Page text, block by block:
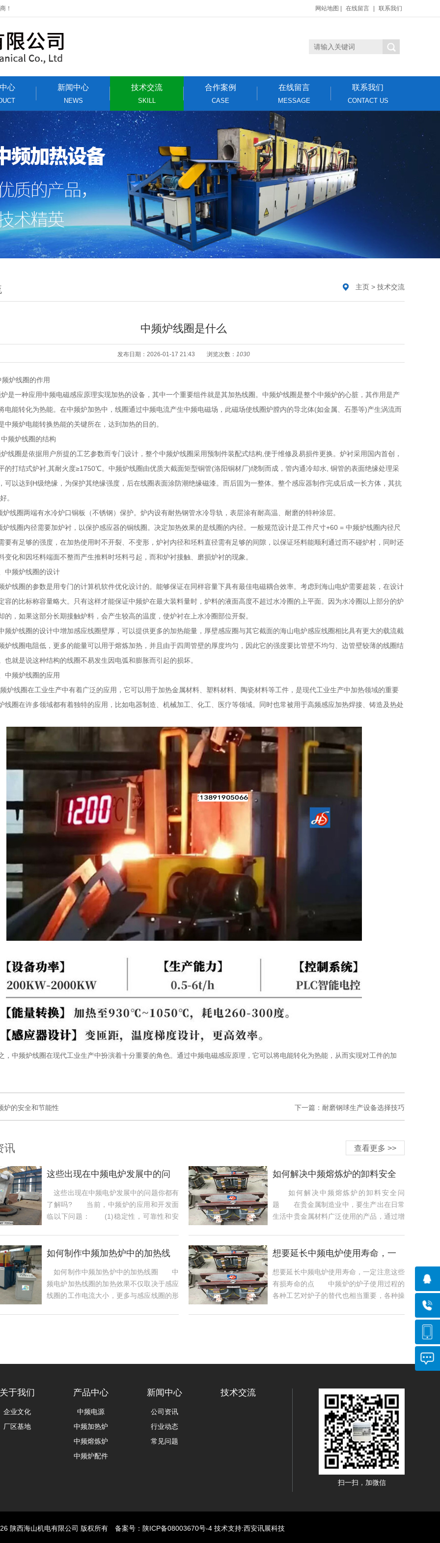
！ 网站地图 在线留言 联系我们
心 新闻中心
NEWS
技术交流
SKILL
合作案例
CASE
在线留言
MESSAGE
联系我们
CONTACT US
主页 > 技术交流
中频炉线圈是什么
发布日期：2026-01-17 21:43 浏览次数： 1030
频炉线圈的作用
是一种应用中频电磁感应原理实现加热的设备，其中一个重要组件就是其加热线圈。中频炉线圈是整个中频炉的心脏，其作用是产
电能转化为热能。在中频炉加热中，线圈通过中频电流产生中频电磁场，此磁场使线圈炉膛内的导北体(如金属、石墨等)产生涡流而
中频炉电能转换热能的关键所在，达到加热的目的。
频炉线圈的结构
线圈是依据用户所提的工艺参数而专门设计，整个中频炉线圈采用预制件装配式结构,便于维修及易损件更换。炉衬采用国内首创，
的打结式炉衬,其耐火度≥1750℃。中频炉线圈由优质大截面矩型铜管(洛阳铜材厂)绕制而成，管内通冷却水, 铜管的表面绝缘处理采
可以达到H级绝缘，为保护其绝缘强度，后在线圈表面涂防潮绝缘磁漆。而后固为一整体。整个感应器制作完成后成一长方体，其抗
。
线圈两端有水冷炉口铜板（不锈钢）保护。炉内设有耐热钢管水冷导轨，表层涂有耐高温、耐磨的特种涂层。
线圈内径需要加炉衬，以保护感应器的铜线圈。决定加热效果的是线圈的内径。一般规范设计是工件尺寸+60 = 中频炉线圈内径尺
要有足够的强度，在加热使用时不开裂、不变形，炉衬内径和坯料直径需有足够的间隙，以保证坯料能顺利通过而不碰炉村，同时还
变化和因坯料端面不整而产生推料时坯料弓起，而和炉衬接触、磨损炉衬的现象。
频炉线圈的设计
线圈的参数是用专门的计算机软件优化设计的。能够保证在同样容量下具有最佳电磁耦合效率。考虑到海山电炉需要超装，在设计
容的比标称容量略大。只有这样才能保证中频炉在最大装料量时，炉料的液面高度不超过水冷圈的上平面。因为水冷圈以上部分的炉
的，如果这部分长期接触炉料，会产生较高的温度，使炉衬在上水冷圈部位开裂。
炉线圈的设计中增加感应线圈壁厚，可以提供更多的加热能量，厚壁感应圈与其它截面的海山电炉感应线圈相比具有更大的载流截
炉线圈电阻低，更多的能量可以用于熔炼加热，并且由于四周管壁的厚度均匀，因此它的强度要比管壁不均匀、边管壁较薄的线圈结
也就是说这种结构的线圈不易发生因电弧和膨胀而引起的损坏。
频炉线圈的应用
线圈在工业生产中有着广泛的应用，它可以用于加热金属材料、塑料材料、陶瓷材料等工件，是现代工业生产中加热领域的重要
线圈在许多领域都有着独特的应用，比如电器制造、机械加工、化工、医疗等领域。同时也常被用于高频感应加热焊接、铸造及热处
中频炉线圈在现代工业生产中扮演着十分重要的角色。通过中频电磁感应原理，它可以将电能转化为热能，从而实现对工件的加
炉的安全和节能性 下一篇：耐磨钢球生产设备选择技巧
查看更多 >>
讯
这些出现在中频电炉发展中的问
题你都有了解
这些出现在中频电炉发展中的问题你都有
了解吗? 当前，中频炉的应用和开发面
临以下问题： (1)稳定性，可靠性和安
如何解决中频熔炼炉的卸料安全
问题
如何解决中频熔炼炉的卸料安全问
题 在贵金属制造业中，要生产出在日常
生活中贵金属材料广泛使用的产品，通过增
如何制作中频加热炉中的加热线
圈
如何制作中频加热炉中的加热线圈 中
频电炉加热线圈的加热效果不仅取决于感应
线圈的工作电流大小，更多与感应线圈的形
想要延长中频电炉使用寿命，一
定注意这些有
想要延长中频电炉使用寿命，一定注意这些
有损寿命的点 中频炉的炉子使用过程的
各种工艺对炉子的替代也相当重要，各种操
关于我们
企业文化
厂区基地
产品中心
中频电源
中频加热炉
中频熔炼炉
中频炉配件
新闻中心
公司资讯
行业动态
常见问题
技术交流
扫一扫，加微信
陕西海山机电有限公司 版权所有 备案号： 陕ICP备08003670号-4 技术支持:西安讯展科技